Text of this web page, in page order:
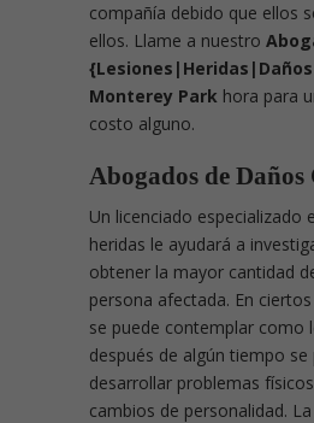
compañía debido que ellos
ellos. Llame a nuestro
{Lesiones|Heridas|Daños
Monterey Park hora para
costo alguno.
Abogados de Daños
Un licenciado especializado
heridas le ayudará a
obtener la mayor cantidad
persona afectada. En
se puede contemplar como
después de algún tiempo se
desarrollar problemas
cambios de personalidad.